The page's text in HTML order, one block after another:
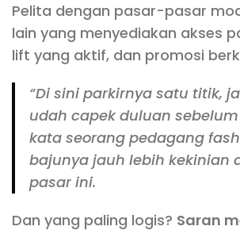
Pelita dengan pasar-pasar
lain yang menyediakan akses
lift yang aktif, dan promosi
“Di sini parkirnya satu titik,
udah capek duluan
kata seorang pedagang
bajunya jauh lebih kekinian
pasar ini.
Dan yang paling logis? Saran